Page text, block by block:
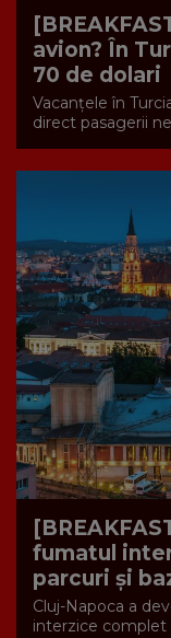
avion? În
70 de dolari
Vacanțele în
direct pasagerii
fumatul
parcuri și
Cluj-Napoca a
interzice complet